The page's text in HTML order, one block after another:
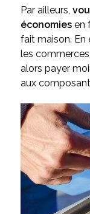
Par ailleurs,
économiesen
fait maison. En
les
alors payer
aux